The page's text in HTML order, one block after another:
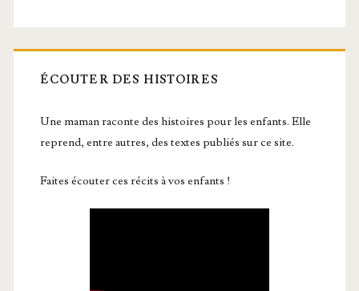
ÉCOUTER DES HISTOIRES
Une maman raconte des histoires pour les enfants. Elle
reprend, entre autres, des textes publiés sur ce site.
Faites écouter ces récits à vos enfants !